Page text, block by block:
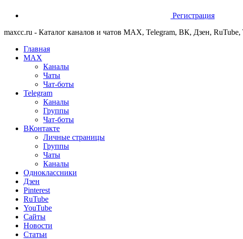
Регистрация
maxcc.ru - Каталог каналов и чатов MAX, Telegram, ВК, Дзен, RuTube,
Главная
MAX
Каналы
Чаты
Чат-боты
Telegram
Каналы
Группы
Чат-боты
ВКонтакте
Личные страницы
Группы
Чаты
Каналы
Одноклассники
Дзен
Pinterest
RuTube
YouTube
Сайты
Новости
Статьи